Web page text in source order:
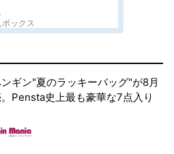
ックス
ギン"夏のラッキーバッグ"が8月
Pensta史上最も豪華な7点入り